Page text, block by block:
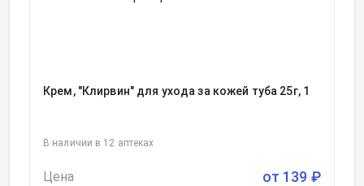
Крем, "Клирвин" для ухода за кожей туба 25г, 1
В наличии в 12 аптеках
Цена от 139 ₽